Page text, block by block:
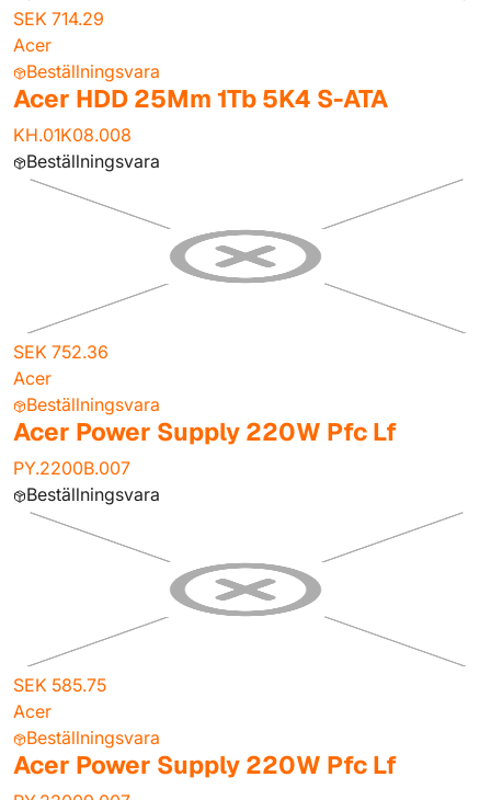
SEK 714.29
Acer
Beställningsvara
Acer HDD 25Mm 1Tb 5K4 S-ATA
KH.01K08.008
Beställningsvara
SEK 752.36
Acer
Beställningsvara
Acer Power Supply 220W Pfc Lf
PY.2200B.007
Beställningsvara
SEK 585.75
Acer
Beställningsvara
Acer Power Supply 220W Pfc Lf